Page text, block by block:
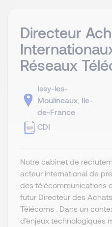
Directeur
Réseaux
Issy-les-
Moulineaux, Ile-
de-France
CDI
Notre cabinet de
acteur international de
des télécommunications
futur Directeur des
Télécoms . Dans un
d’enjeux technologiques